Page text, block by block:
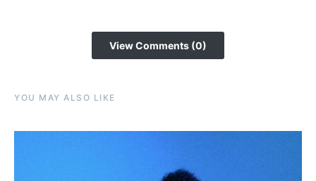
View Comments (0)
YOU MAY ALSO LIKE